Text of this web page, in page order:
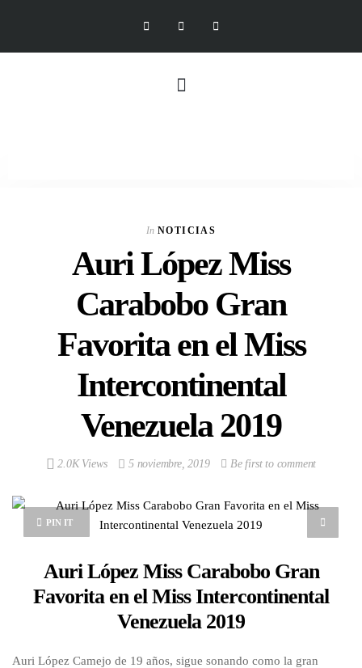
In NOTICIAS
Auri López Miss
Carabobo Gran
Favorita en el Miss
Intercontinental
Venezuela 2019
2.0K Views 5 noviembre, 2019 Be first to comment
PIN IT
Auri López Miss Carabobo Gran
Favorita en el Miss Intercontinental
Venezuela 2019
Auri López Camejo de 19 años, sigue sonando como la gran